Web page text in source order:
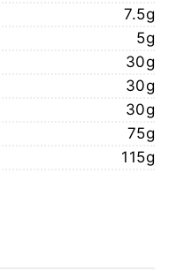
7.5g
5g
30g
30g
30g
75g
115g